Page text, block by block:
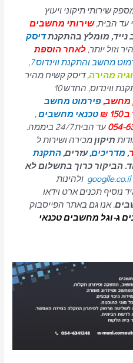
שירותי תיקוני ויעוץ
עד הבית,שירותי מחשבים
נייד, מומלץ בהתקנתדיסק
וזול יותר, לאחר הוספת
מחשב והתקנת ווינדוס 7 ,
, דיסק קשיח מהיר
ביותר משדרג את המחשב, התקנת ווינדוס, החדש 10
מחשב,פירמוט מחשב
₪ טכנאי מחשבים,
עד הבית 24/7 ביממה.
תיקוןמכירה ושירות ל
, מדריכים, עזרים,התקנת
הביקור כרוך בתשלום לא
googlle.co.il ולהינות
נוסיף תכנים ארט וידאו
. אנו גם באתר הפייסבוק
ג-וגל מחשבים טכנאי